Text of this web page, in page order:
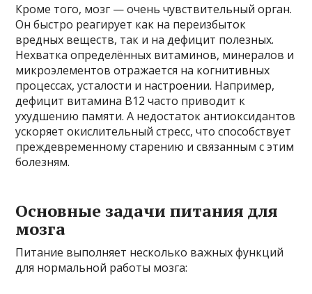
Кроме того, мозг — очень чувствительный орган.
Он быстро реагирует как на переизбыток
вредных веществ, так и на дефицит полезных.
Нехватка определённых витаминов, минералов и
микроэлементов отражается на когнитивных
процессах, усталости и настроении. Например,
дефицит витамина В12 часто приводит к
ухудшению памяти. А недостаток антиоксидантов
ускоряет окислительный стресс, что способствует
преждевременному старению и связанным с этим
болезням.
Основные задачи питания для
мозга
Питание выполняет несколько важных функций
для нормальной работы мозга: